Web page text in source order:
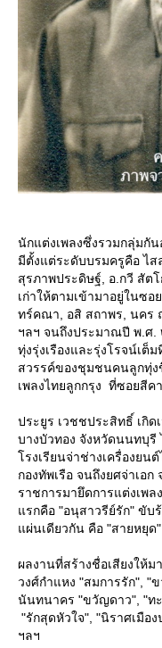
นักแต่งเพลงซึ่งรวมกลุ่มกั
มีตั้งแต่ระดับบรมครูคือ ไส
สุรภาพประดิษฐ์, อ.กวี สัต
เก่าให้ตามเข้ามาอยู่ในซ
ทร์คณา, อสิ สถาพร, นคร
ฯลฯ จนถึงประมาณปี พ.ศ.
ทุ่งรุ่งเรืองและรุ่งโรจน์เต็
สวรรค์ของชุมชนคนลูกทุ่
เพลงไทยลูกกรุง ที่ซอยสีค
ประยูร เวชชประสิทธิ์ เกิ
บางบัวทอง จังหวัดนนทบุรี
รงเรียนจ่าช่างเครื่องยน
กองทัพเรือ จนถึงยศจ่าเอ
ราชการมายึดการแต่งเพล
รกคือ "อนุสาวรีย์รัก" ขับร้
ผ่นเดียวกัน คือ "สายหยุด
ผลงานที่สร้างชื่อเสียงให้
วงศ์กำแหง "สมการรัก",
นันทนาคร "ขวัญดาว", "ท
"รักสุดหัวใจ", "นิราศเมือ
ฯลฯ